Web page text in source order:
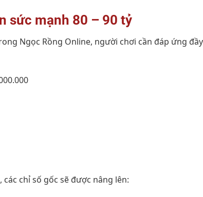
sức mạnh 80 – 90 tỷ
Ngọc Rồng Online, người chơi cần đáp ứng
chỉ số gốc sẽ được nâng lên: